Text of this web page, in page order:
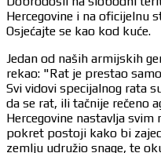
Hercegovine i na oficijelnu
Osjećajte se kao kod kuće.
Jedan od naših armijskih
rekao: "Rat je prestao
Svi vidovi specijalnog rata
da se rat, ili tačnije rečeno
Hercegovine nastavlja
pokret postoji kako bi
zemlju udružio snage, te